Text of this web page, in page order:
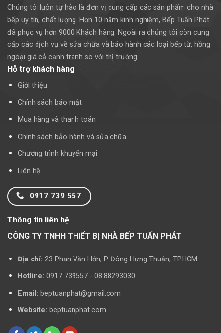
Chúng tôi luôn tự hào là đơn vị cung cấp các sản phẩm cho nhà
bếp uy tín, chất lượng. Hơn 10 năm kinh nghiệm, Bếp Tuấn Phát
đã phục vụ hơn 9000 Khách hàng. Ngoài ra chúng tôi còn cung
cấp các dịch vụ về sửa chữa và bảo hành các loại bếp từ, hồng
ngoại giá cả cạnh tranh so với thị trường.
Hỗ trợ khách hàng
Giới thiệu
Chính sách bảo mật
Mua hàng và thanh toán
Chính sách bảo hành và sửa chữa
Chương trình khuyến mại
Liên hệ
0917 739 557
Thông tin liên hệ
CÔNG TY TNHH THIẾT BỊ NHÀ BẾP TUẤN PHÁT
Địa chỉ: 23 Phan Văn Hớn, P. Đông Hưng Thuận, TP.HCM
Hotline: 0917 739557 - 08.88293030
Email: beptuanphat@gmail.com
Website: beptuanphat.com